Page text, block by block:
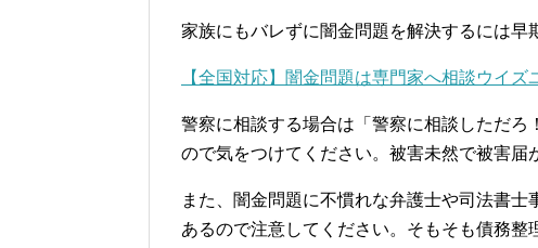
家族にもバレずに闇金問題を解決するには早
【全国対応】闇金問題は専門家へ相談ウイズ
警察に相談する場合は「警察に相談しただ
ので気をつけてください。被害未然で被害届
また、闇金問題に不慣れな弁護士や司法書
あるので注意してください。そもそも債務